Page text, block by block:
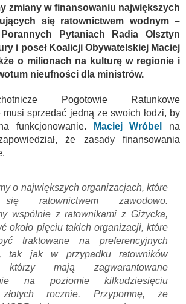
zmiany w finansowaniu największych
się ratownictwem wodnym –
Pytaniach Radia Olsztyn
i poseł Koalicji Obywatelskiej Maciej
o milionach na kulturę w regionie i
nieufności dla ministrów.
Pogotowie Ratunkowe
musi sprzedać jedną ze swoich łodzi, by
funkcjonowanie.
Maciej Wróbel
na
że zasady finansowania
o największych organizacjach, które
ratownictwem zawodowo.
wspólnie z ratownikami z Giżycka,
około pięciu takich organizacji, które
traktowane na preferencyjnych
tak jak w przypadku ratowników
którzy mają zagwarantowane
na poziomie kilkudziesięciu
rocznie. Przypomnę, że